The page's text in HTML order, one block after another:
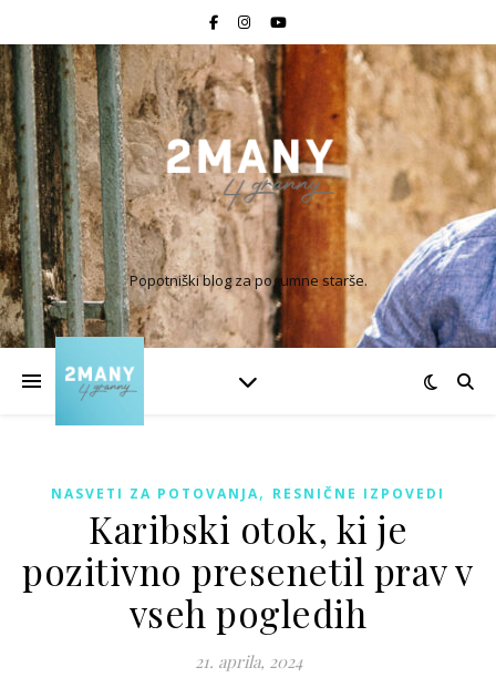
Popotniški blog za pogumne starše.
NASVETI ZA POTOVANJA, RESNIČNE IZPOVEDI
Karibski otok, ki je
pozitivno presenetil prav v
vseh pogledih
21. aprila, 2024